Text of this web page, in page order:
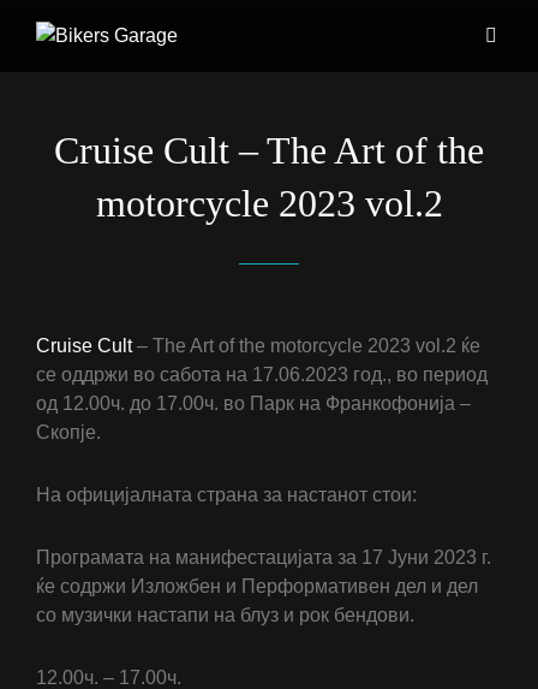
Cruise Cult – The Art of the
motorcycle 2023 vol.2
Cruise Cult– The Art of the motorcycle 2023 vol.2 ќе
се оддржи во сабота на 17.06.2023 год., во период
од 12.00ч. до 17.00ч. во Парк на Франкофонија –
Скопје.
На официјалната страна за настанот стои:
Програмата на манифестацијата за 17 Јуни 2023 г.
ќе содржи Изложбен и Перформативен дел и дел
со музички настапи на блуз и рок бендови.
12.00ч. – 17.00ч.